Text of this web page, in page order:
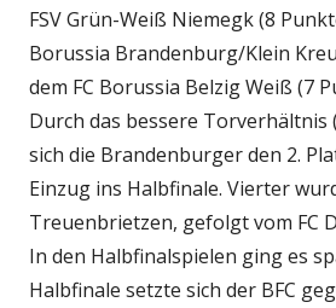
FSV Grün-Weiß Niemegk (8
Borussia Brandenburg/Klein
dem FC Borussia Belzig Weiß (7
Durch das bessere Torverhältnis
sich die Brandenburger den 2.
Einzug ins Halbfinale. Vierter
Treuenbrietzen, gefolgt vom FC
In den Halbfinalspielen ging es
Halbfinale setzte sich der BFC